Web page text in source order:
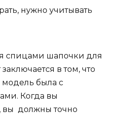
нужно учитывать
спицами шапочки для
в том, что
модель была с
Когда вы
вы должны точно